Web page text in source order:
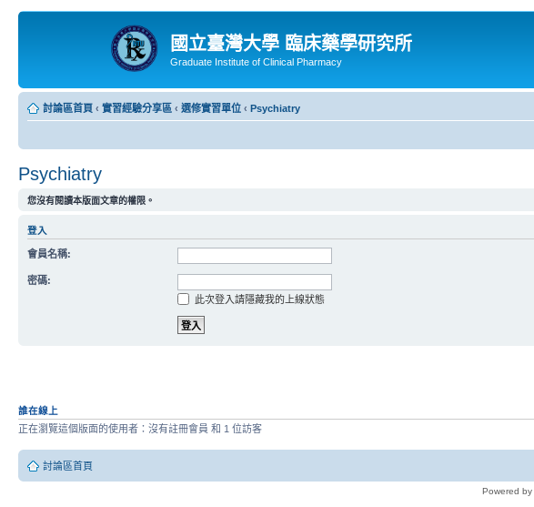
國立臺灣大學 臨床藥學研究所
Graduate Institute of Clinical Pharmacy
討論區首頁 ‹ 實習經驗分享區 ‹ 選修實習單位 ‹ Psychiatry
Psychiatry
您沒有閱讀本版面文章的權限。
登入
會員名稱:
密碼:
此次登入請隱藏我的上線狀態
誰在線上
正在瀏覽這個版面的使用者：沒有註冊會員 和 1 位訪客
討論區首頁
Powered by